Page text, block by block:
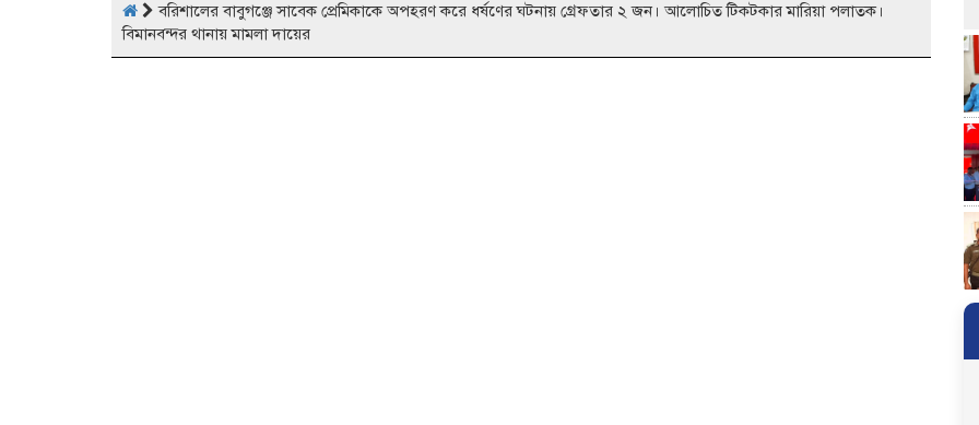
বরিশালের বাবুগঞ্জে সাবেক প্রেমিকাকে অপহরণ করে ধর্ষণের ঘটনায় গ্রেফতার ২ জন। আলোচিত টিকটকার মারিয়া পলাতক।
বিমানবন্দর থানায় মামলা দায়ের